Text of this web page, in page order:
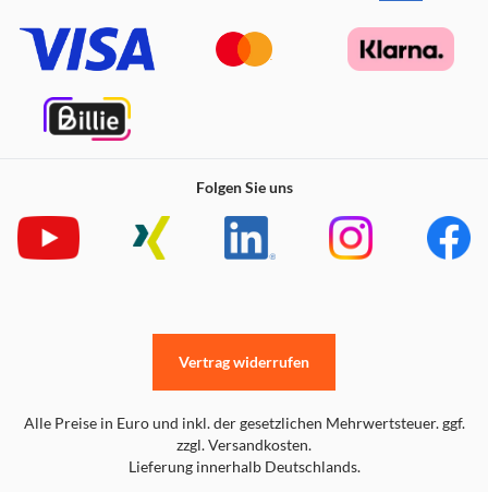
Folgen Sie uns
Alle Preise in Euro und inkl. der gesetzlichen Mehrwertsteuer. ggf.
zzgl. Versandkosten.
Lieferung innerhalb Deutschlands.
Vertrag widerrufen